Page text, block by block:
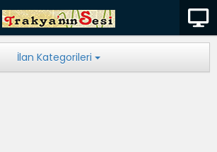
İlan Kategorileri